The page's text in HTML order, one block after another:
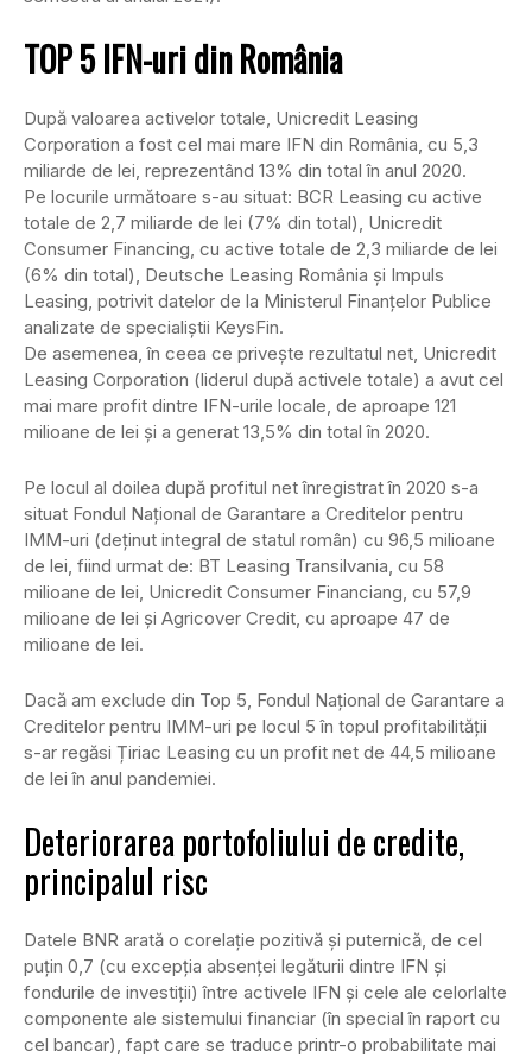
TOP 5 IFN-uri din România
După valoarea activelor totale, Unicredit Leasing
Corporation a fost cel mai mare IFN din România, cu 5,3
miliarde de lei, reprezentând 13% din total în anul 2020.
Pe locurile următoare s-au situat: BCR Leasing cu active
totale de 2,7 miliarde de lei (7% din total), Unicredit
Consumer Financing, cu active totale de 2,3 miliarde de lei
(6% din total), Deutsche Leasing România și Impuls
Leasing, potrivit datelor de la Ministerul Finanțelor Publice
analizate de specialiștii KeysFin.
De asemenea, în ceea ce privește rezultatul net, Unicredit
Leasing Corporation (liderul după activele totale) a avut cel
mai mare profit dintre IFN-urile locale, de aproape 121
milioane de lei și a generat 13,5% din total în 2020.
Pe locul al doilea după profitul net înregistrat în 2020 s-a
situat Fondul Naţional de Garantare a Creditelor pentru
IMM-uri (deținut integral de statul român) cu 96,5 milioane
de lei, fiind urmat de: BT Leasing Transilvania, cu 58
milioane de lei, Unicredit Consumer Financiang, cu 57,9
milioane de lei și Agricover Credit, cu aproape 47 de
milioane de lei.
Dacă am exclude din Top 5, Fondul Naţional de Garantare a
Creditelor pentru IMM-uri pe locul 5 în topul profitabilității
s-ar regăsi Țiriac Leasing cu un profit net de 44,5 milioane
de lei în anul pandemiei.
Deteriorarea portofoliului de credite,
principalul risc
Datele BNR arată o corelație pozitivă și puternică, de cel
puțin 0,7 (cu excepția absenței legăturii dintre IFN și
fondurile de investiții) între activele IFN și cele ale celorlalte
componente ale sistemului financiar (în special în raport cu
cel bancar), fapt care se traduce printr-o probabilitate mai